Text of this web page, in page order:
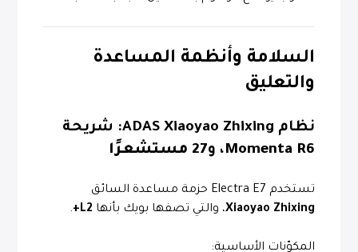
السلامة وأنظمة المساعدة
والتعليق
نظام ADAS Xiaoyao Zhixing: شريحة
Momenta R6، و27 مستشعرًا
تستخدم Electra E7 حزمة مساعدة السائق
Xiaoyao Zhixing، والتي تصفها بويك بأنها L2+
.
المكوّنات الأساسية: